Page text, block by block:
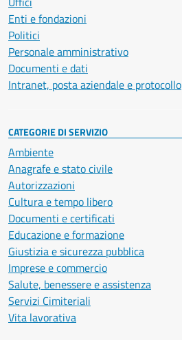
Enti e fondazioni
Politici
Personale amministrativo
Documenti e dati
Intranet, posta aziendale e protocollo
CATEGORIE DI SERVIZIO
Ambiente
Anagrafe e stato civile
Autorizzazioni
Cultura e tempo libero
Documenti e certificati
Educazione e formazione
Giustizia e sicurezza pubblica
Imprese e commercio
Salute, benessere e assistenza
Servizi Cimiteriali
Vita lavorativa